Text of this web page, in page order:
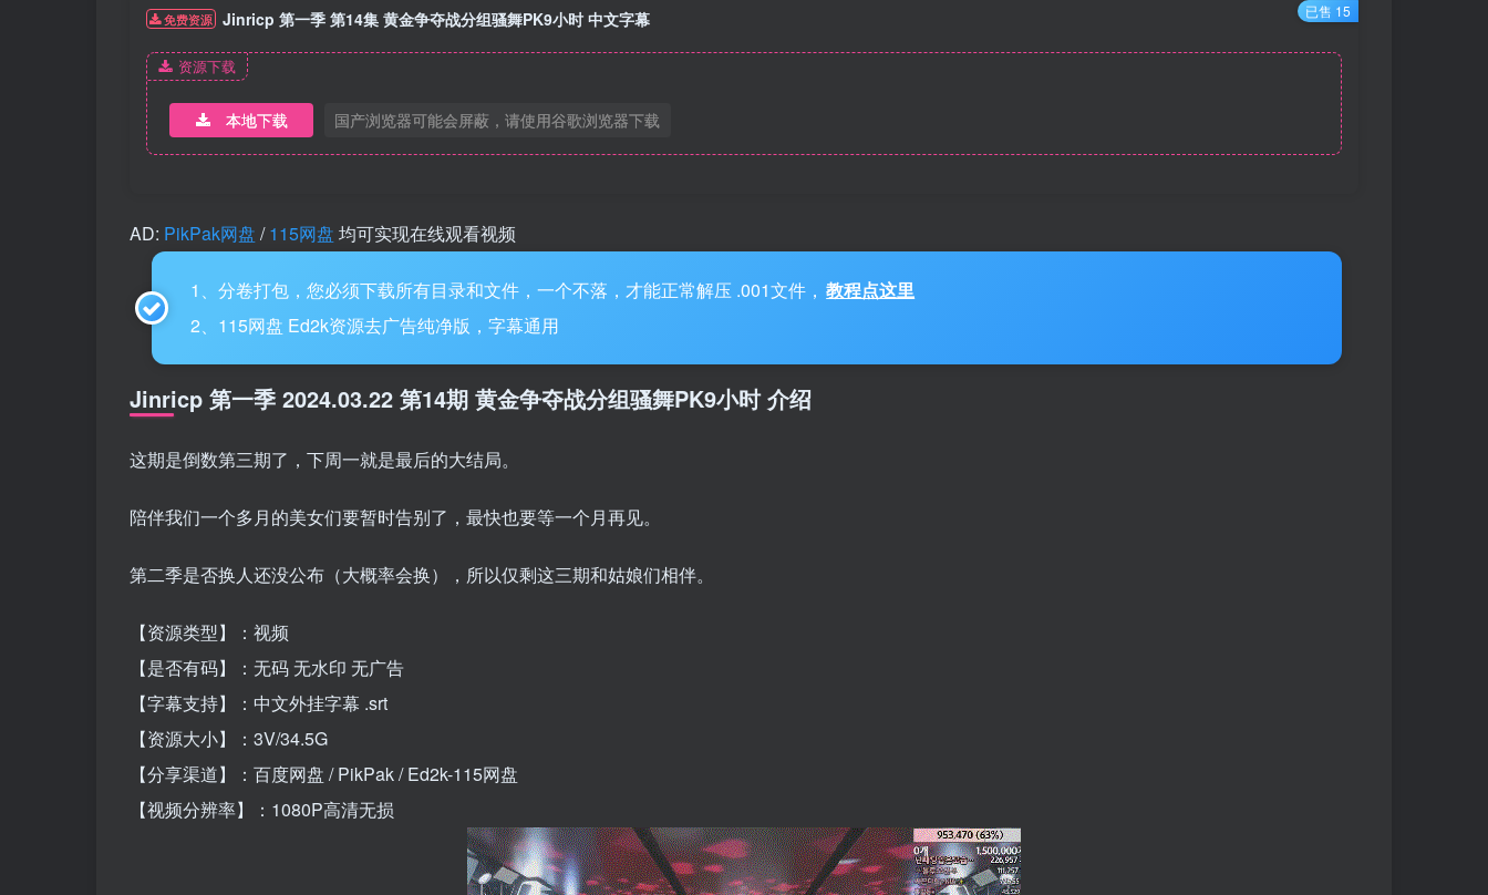
已售 15
免费资源 Jinricp 第一季 第14集 黄金争夺战分组骚舞PK9小时 中文字幕
资源下载
本地下载 国产浏览器可能会屏蔽，请使用谷歌浏览器下载
AD: PikPak网盘 /115网盘 均可实现在线观看视频
1、分卷打包，您必须下载所有目录和文件，一个不落，才能正常解压 .001文件， 教程点这里
2、115网盘 Ed2k资源去广告纯净版，字幕通用
Jinricp 第一季 2024.03.22 第14期 黄金争夺战分组骚舞PK9小时 介绍
这期是倒数第三期了，下周一就是最后的大结局。
陪伴我们一个多月的美女们要暂时告别了，最快也要等一个月再见。
第二季是否换人还没公布（大概率会换），所以仅剩这三期和姑娘们相伴。
【资源类型】：视频
【是否有码】：无码 无水印 无广告
【字幕支持】：中文外挂字幕 .srt
【资源大小】：3V/34.5G
【分享渠道】：百度网盘 / PikPak / Ed2k-115网盘
【视频分辨率】：1080P高清无损